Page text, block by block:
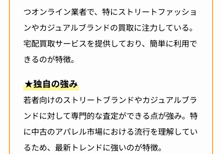
つオンライン業者で、特にストリートファッショ
ンやカジュアルブランドの買取に注力している。
宅配買取サービスを提供しており、簡単に利用で
きるのが特徴。
★独自の強み
若者向けのストリートブランドやカジュアルブラ
ンドに対して専門的な査定ができる点が強み。特
に中古のアパレル市場における流行を理解してい
るため、最新トレンドに強いのが特徴。